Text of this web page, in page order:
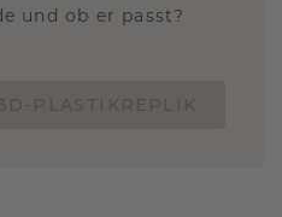
und ob er passt?